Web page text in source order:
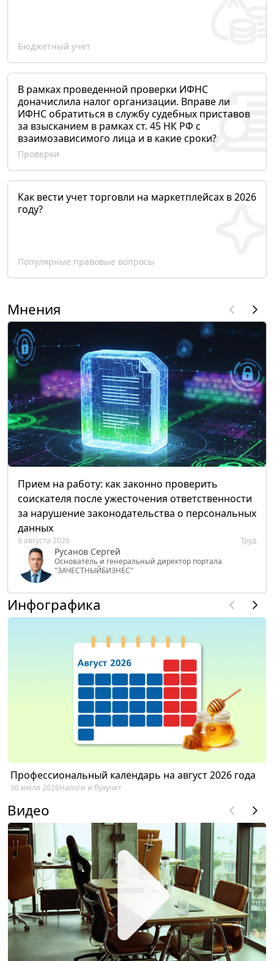
Бюджетный учет
В рамках проведенной проверки ИФНС
доначислила налог организации. Вправе ли
ИФНС обратиться в службу судебных приставов
за взысканием в рамках ст. 45 НК РФ с
взаимозависимого лица и в какие сроки?
Проверки
Как вести учет торговли на маркетплейсах в 2026
году?
Популярные правовые вопросы
Мнения
Прием на работу: как законно проверить
соискателя после ужесточения ответственности
за нарушение законодательства о персональных
данных
6 августа 2026 Труд
Русанов Сергей
Основатель и генеральный директор портала
"ЗАЧЕСТНЫЙБИЗНЕС"
Инфографика
Профессиональный календарь на август 2026 года
30 июля 2026Налоги и бухучет
Видео